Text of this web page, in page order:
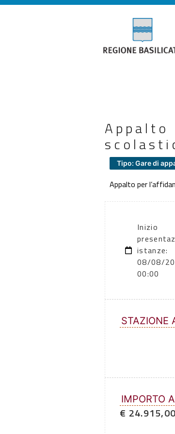
Appalto
Tipo: Gare di
Appalto per
Inizio
istanze:
08/08/
00:00
STAZIONE
IMPORTO
€ 24.915,00